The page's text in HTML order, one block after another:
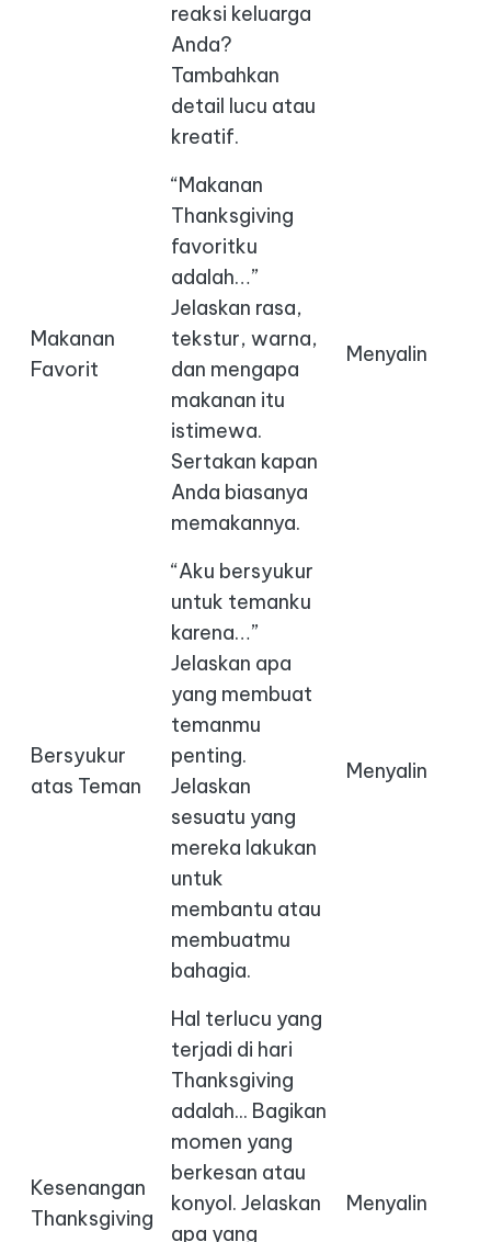
reaksi keluarga
Anda?
Tambahkan
detail lucu atau
kreatif.
Makanan
Favorit
“Makanan
Thanksgiving
favoritku
adalah…”
Jelaskan rasa,
tekstur, warna,
dan mengapa
makanan itu
istimewa.
Sertakan kapan
Anda biasanya
memakannya.
Menyalin
Bersyukur
atas Teman
“Aku bersyukur
untuk temanku
karena…”
Jelaskan apa
yang membuat
temanmu
penting.
Jelaskan
sesuatu yang
mereka lakukan
untuk
membantu atau
membuatmu
bahagia.
Menyalin
Kesenangan
Thanksgiving
Hal terlucu yang
terjadi di hari
Thanksgiving
adalah... Bagikan
momen yang
berkesan atau
konyol. Jelaskan
apa yang
Menyalin